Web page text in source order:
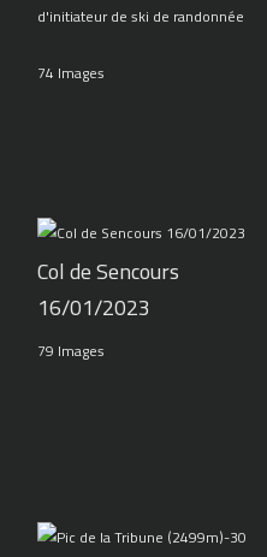
d'initiateur de ski de randonnée
74 Images
Col de Sencours
16/01/2023
79 Images